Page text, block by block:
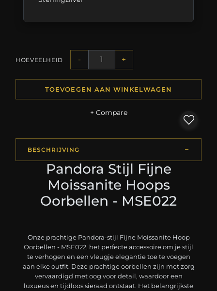
HOEVEELHEID - +
TOEVOEGEN AAN WINKELWAGEN
+ Compare
BESCHRIJVING
Pandora Stijl Fijne
Moissanite Hoops
Oorbellen - MSE022
Onze prachtige Pandora-stijl Fijne Moissanite Hoop
Oorbellen - MSE022, het perfecte accessoire om je stijl
te verhogen en een vleugje elegantie toe te voegen
aan elke outfit. Deze prachtige oorbellen zijn met zorg
vervaardigd met oog voor detail, waardoor een
luxueus en tijdloos sieraad ontstaat. Het belangrijkste